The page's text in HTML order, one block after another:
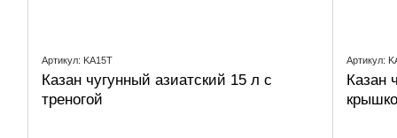
Артикул: KA15T
Казан чугунный азиатский 15 л с
треногой
Артикул:
Казан